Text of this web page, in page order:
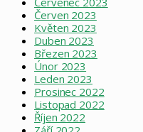
Červen 2023
Květen 2023
Duben 2023
Březen 2023
Únor 2023
Leden 2023
Prosinec 2022
Listopad 2022
Říjen 2022